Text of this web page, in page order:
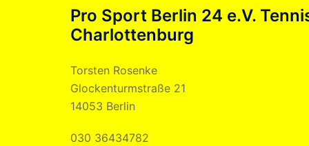
Pro Sport Berlin 24 e.V.
Charlottenburg
Torsten Rosenke
Glockenturmstraße 21
14053 Berlin
030 36434782